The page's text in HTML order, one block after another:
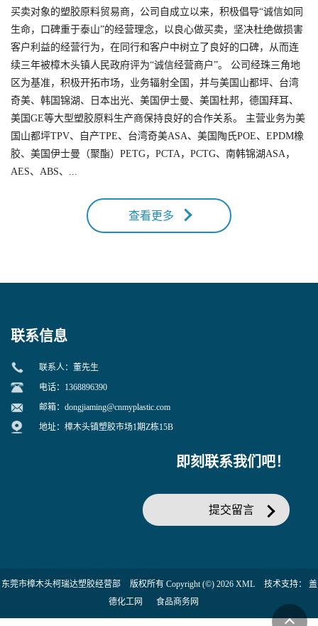
买卖对象的塑胶原料贸易商，公司自成立以来，积极倡导“诚信如同
生命，口碑重于泰山”的经营理念，以良心做买卖，坚决杜绝做损害
客户利益的经营行为，在同行和客户中树立了良好的口碑，从而连
续三年被樟木头镇人民政府评为“诚信经营商户”。 公司经珠三角地
区为基准，积极开拓市场，业务辐射全国，并与美国山都坪、台湾
奇美、韩国锦湖、日本出光、美国伊士曼、美国杜邦，德国拜耳、
美国GE等大型塑胶原料生产商保持良好的合作关系。 主营业务为美
国山都坪TPV、自产TPE、台湾奇美ASA、美国陶氏POE、EPDM橡
胶、美国伊士曼（聚酯）PETG，PCTA，PCTG、南韩锦湖ASA，
AES、ABS、...
查看更多
联系信息
联系人：董先生
电话：1368896390
邮箱： dongjiaming@cnmyplastic.com
地址：樟木头镇塑胶市场1期Z栋15B
即刻联系我们吧！
提交留言
东莞市樟木头柯瑞达塑胶经营部 版权所有 Copyright (©) 2026 XML 技术支持： 盖
德化工网
食品商务网